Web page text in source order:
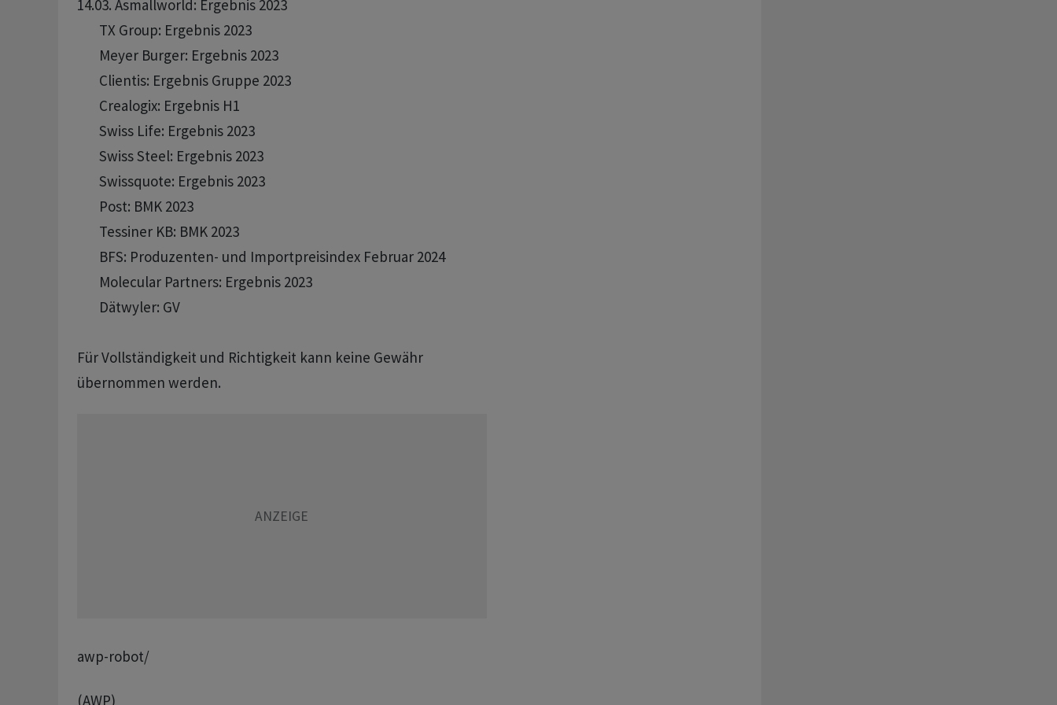
14.03. Asmallworld: Ergebnis 2023
       TX Group: Ergebnis 2023
       Meyer Burger: Ergebnis 2023
       Clientis: Ergebnis Gruppe 2023
       Crealogix: Ergebnis H1
       Swiss Life: Ergebnis 2023
       Swiss Steel: Ergebnis 2023
       Swissquote: Ergebnis 2023
       Post: BMK 2023
       Tessiner KB: BMK 2023
       BFS: Produzenten- und Importpreisindex Februar 2024
       Molecular Partners: Ergebnis 2023
       Dätwyler: GV
Für Vollständigkeit und Richtigkeit kann keine Gewähr
übernommen werden.
awp-robot/
(AWP)